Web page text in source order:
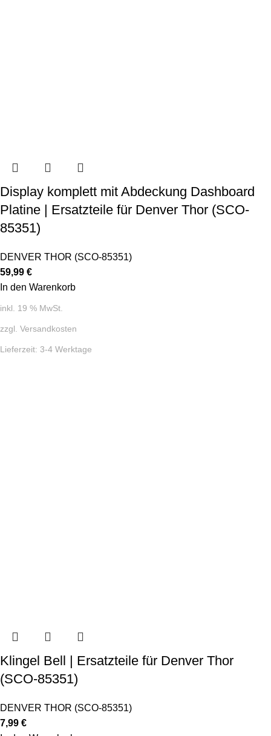
Display komplett mit Abdeckung Dashboard
Platine | Ersatzteile für Denver Thor (SCO-
85351)
DENVER THOR (SCO-85351)
59,99 €
In den Warenkorb
inkl. 19 % MwSt.
zzgl. Versandkosten
Lieferzeit: 3-4 Werktage
Klingel Bell | Ersatzteile für Denver Thor
(SCO-85351)
DENVER THOR (SCO-85351)
7,99 €